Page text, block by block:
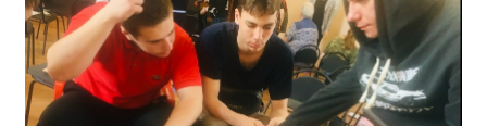
Пожарная безопасность
Программа воспитания
Противодействие терроризму
Профилактическая работа